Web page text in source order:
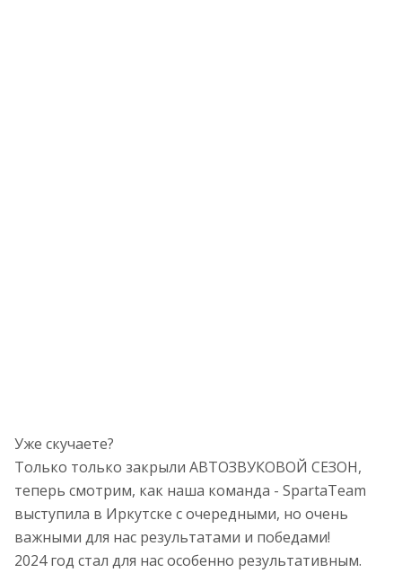
Уже скучаете?
Только только закрыли АВТОЗВУКОВОЙ СЕЗОН,
теперь смотрим, как наша команда - SpartaTeam
выступила в Иркутске с очередными, но очень
важными для нас результатами и победами!
2024 год стал для нас особенно результативным.